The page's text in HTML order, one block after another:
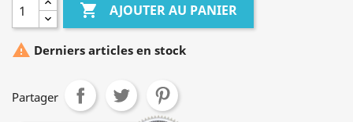
 AJOUTER AU PANIER
 Derniers articles en stock
Partager